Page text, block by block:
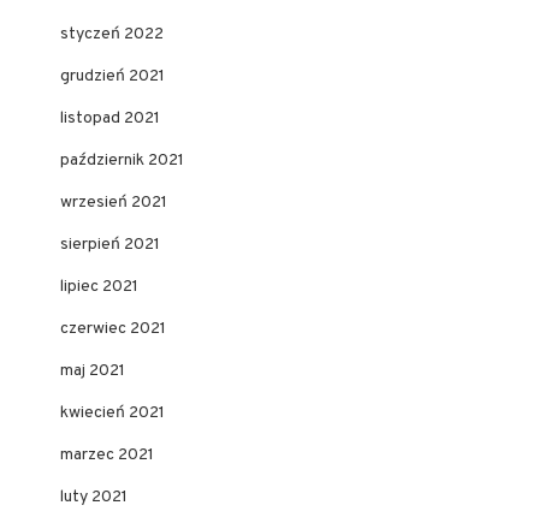
styczeń 2022
grudzień 2021
listopad 2021
październik 2021
wrzesień 2021
sierpień 2021
lipiec 2021
czerwiec 2021
maj 2021
kwiecień 2021
marzec 2021
luty 2021